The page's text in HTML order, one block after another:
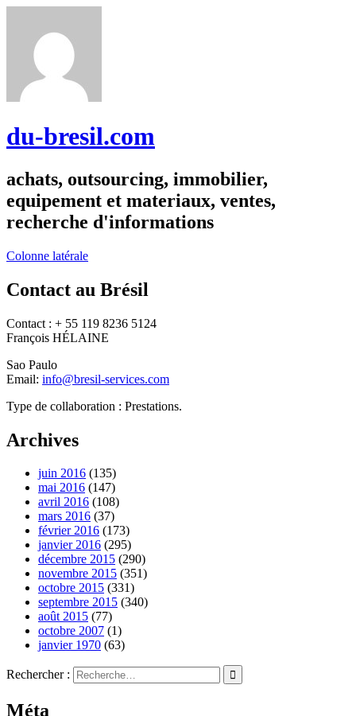
du-bresil.com
achats, outsourcing, immobilier,
equipement et materiaux, ventes,
recherche d'informations
Colonne latérale
Contact au Brésil
Contact : + 55 119 8236 5124
François HÉLAINE
Sao Paulo
Email: info@bresil-services.com
Type de collaboration : Prestations.
Archives
juin 2016 (135)
mai 2016 (147)
avril 2016 (108)
mars 2016 (37)
février 2016 (173)
janvier 2016 (295)
décembre 2015 (290)
novembre 2015 (351)
octobre 2015 (331)
septembre 2015 (340)
août 2015 (77)
octobre 2007 (1)
janvier 1970 (63)
Rechercher :
Méta